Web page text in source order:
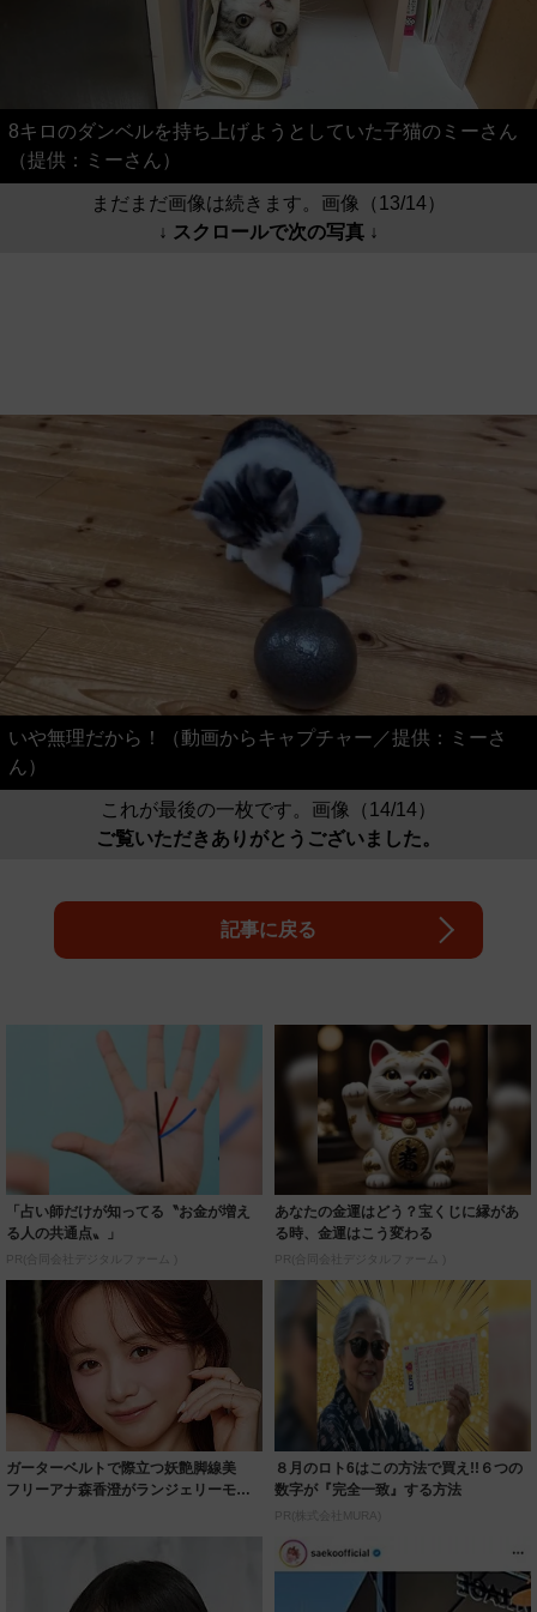
8キロのダンベルを持ち上げようとしていた子猫のミーさん
（提供：ミーさん）
まだまだ画像は続きます。画像（13/14）
↓ スクロールで次の写真 ↓
いや無理だから！（動画からキャプチャー／提供：ミーさ
ん）
これが最後の一枚です。画像（14/14）
ご覧いただきありがとうございました。
記事に戻る
「占い師だけが知ってる〝お金が増え
る人の共通点〟」
PR(合同会社デジタルファーム )
あなたの金運はどう？宝くじに縁があ
る時、金運はこう変わる
PR(合同会社デジタルファーム )
ガーターベルトで際立つ妖艶脚線美
フリーアナ森香澄がランジェリーモデ
８月のロト6はこの方法で買え!!６つの
数字が『完全一致』する方法
PR(株式会社MURA)